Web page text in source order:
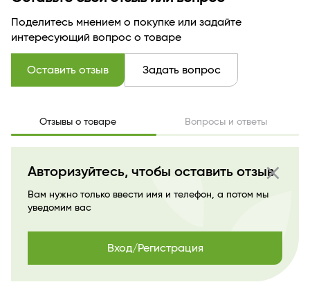
Поделитесь мнением о покупке или задайте
интересующий вопрос о товаре
Оставить отзыв Задать вопрос
Отзывы о товаре Вопросы и ответы
close
Авторизуйтесь, чтобы оставить отзыв
Вам нужно только ввести имя и телефон, а потом мы
уведомим вас
Вход/Регистрация